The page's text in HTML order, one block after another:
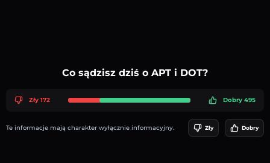
Co sądzisz dziś o APT i DOT?
Zły 172 Dobry 495
Te informacje mają charakter wyłącznie informacyjny. Zły Dobry